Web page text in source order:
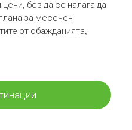
без да се налага да
за месечен
от обажданията,